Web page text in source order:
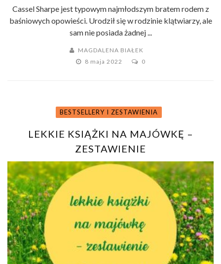
Cassel Sharpe jest typowym najmłodszym bratem rodem z
baśniowych opowieści. Urodził się w rodzinie klątwiarzy, ale
sam nie posiada żadnej ...
MAGDALENA BIAŁEK
8 maja 2022
0
BESTSELLERY I ZESTAWIENIA
LEKKIE KSIĄŻKI NA MAJÓWKĘ –
ZESTAWIENIE